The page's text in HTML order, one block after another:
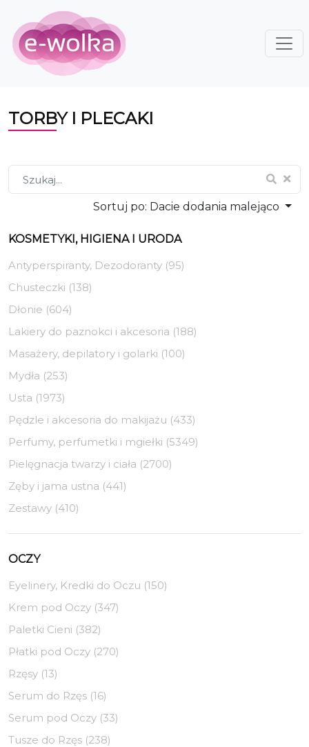
TORBY I PLECAKI
Sortuj po: Dacie dodania malejąco
KOSMETYKI, HIGIENA I URODA
Antyperspiranty, Dezodoranty (95)
Chusteczki (138)
Dłonie (604)
Lakiery do paznokci i akcesoria (188)
Masażery, depilatory i golarki (100)
Mydła (253)
Usta (1973)
Pędzle i akcesoria do makijażu (433)
Perfumy, perfumetki i mgiełki (5349)
Pielęgnacja twarzy i ciała (2700)
Zęby i jama ustna (441)
Zestawy (410)
OCZY
Eyelinery, Kredki do Oczu (150)
Krem pod Oczy (347)
Paletki Cieni (382)
Płatki pod Oczy (270)
Rzęsy (13)
Serum do Rzęs (16)
Serum pod Oczy (33)
Tusze do Rzęs (238)